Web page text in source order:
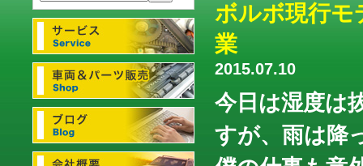
ボルボ現行モ
業
2015.07.10
今日は湿度は
すが、雨は降